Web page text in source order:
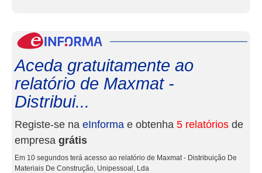
Aceda gratuitamente ao
relatório de Maxmat -
Distribui...
Registe-se na eInforma e obtenha 5 relatórios de
empresa grátis
Em 10 segundos terá acesso ao relatório de Maxmat - Distribuição De
Materiais De Construção, Unipessoal, Lda